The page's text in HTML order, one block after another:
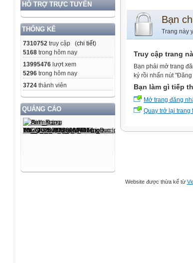
HỖ TRỢ TRỰC TUYẾN
THỐNG KÊ
7310752 truy cập (chi tiết)
5168 trong hôm nay
13995476 lượt xem
5296 trong hôm nay
3724 thành viên
QUẢNG CÁO
Bạn
Trang này
Truy cập trang
Bạn phải mở trang
ký rồi nhấn nút
Bạn làm gì tiếp
Mở trang đăng
Quay trở lại trang
Website được thừa kế từ